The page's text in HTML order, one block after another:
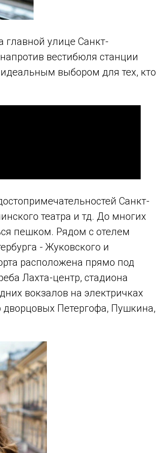
главной улице Санкт-
вестибюля станции
выбором для тех, кто
Санкт-
театра и тд. До многих
пешком. Рядом с отелем
- Жуковского и
расположена прямо под
Лахта-центр, стадиона
вокзалов на электричках
дворцовых Петергофа, Пушкина,